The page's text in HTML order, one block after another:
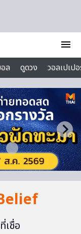
menu
ล ดูดวง
วอลเปเป
เชื่อ